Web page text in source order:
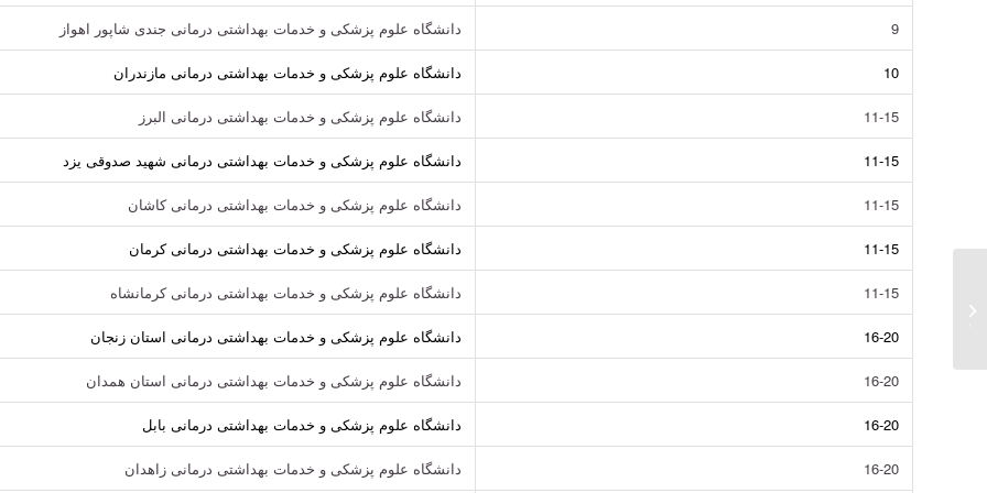
9 دانشگاه علوم پزشکی و خدمات بهداشتی درمانی جندی شاپور اهواز
10 دانشگاه علوم پزشکی و خدمات بهداشتی درمانی مازندران
11-15 دانشگاه علوم پزشکی و خدمات بهداشتی درمانی البرز
11-15 دانشگاه علوم پزشکی و خدمات بهداشتی درمانی شهید صدوقی یزد
11-15 دانشگاه علوم پزشکی و خدمات بهداشتی درمانی کاشان
11-15 دانشگاه علوم پزشکی و خدمات بهداشتی درمانی کرمان
11-15 دانشگاه علوم پزشکی و خدمات بهداشتی درمانی کرمانشاه
16-20 دانشگاه علوم پزشکی و خدمات بهداشتی درمانی استان زنجان
16-20 دانشگاه علوم پزشکی و خدمات بهداشتی درمانی استان همدان
16-20 دانشگاه علوم پزشکی و خدمات بهداشتی درمانی بابل
16-20 دانشگاه علوم پزشکی و خدمات بهداشتی درمانی زاهدان
۳۰ دانشگاه‌ جامع برتر بر‌اساس آخرین
رتبه‌بندی (96-97-ISC)...